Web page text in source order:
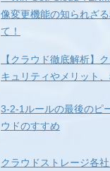
像変更機能の知られざ
て！
【クラウド徹底解析】
キュリティやメリット
3-2-1ルールの最後のピ
ウドのすすめ
クラウドストレージ各